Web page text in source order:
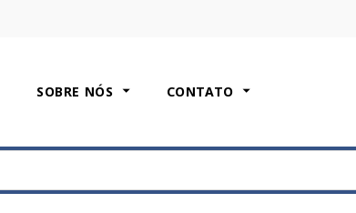
SOBRE NÓS CONTATO